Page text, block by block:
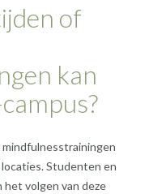
of
kan
Studenten en
volgen van deze